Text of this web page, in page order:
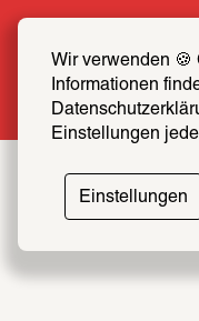
Wir verwenden 🍪
Informationen
Einstellungen
Einstellungen
SCHIRN